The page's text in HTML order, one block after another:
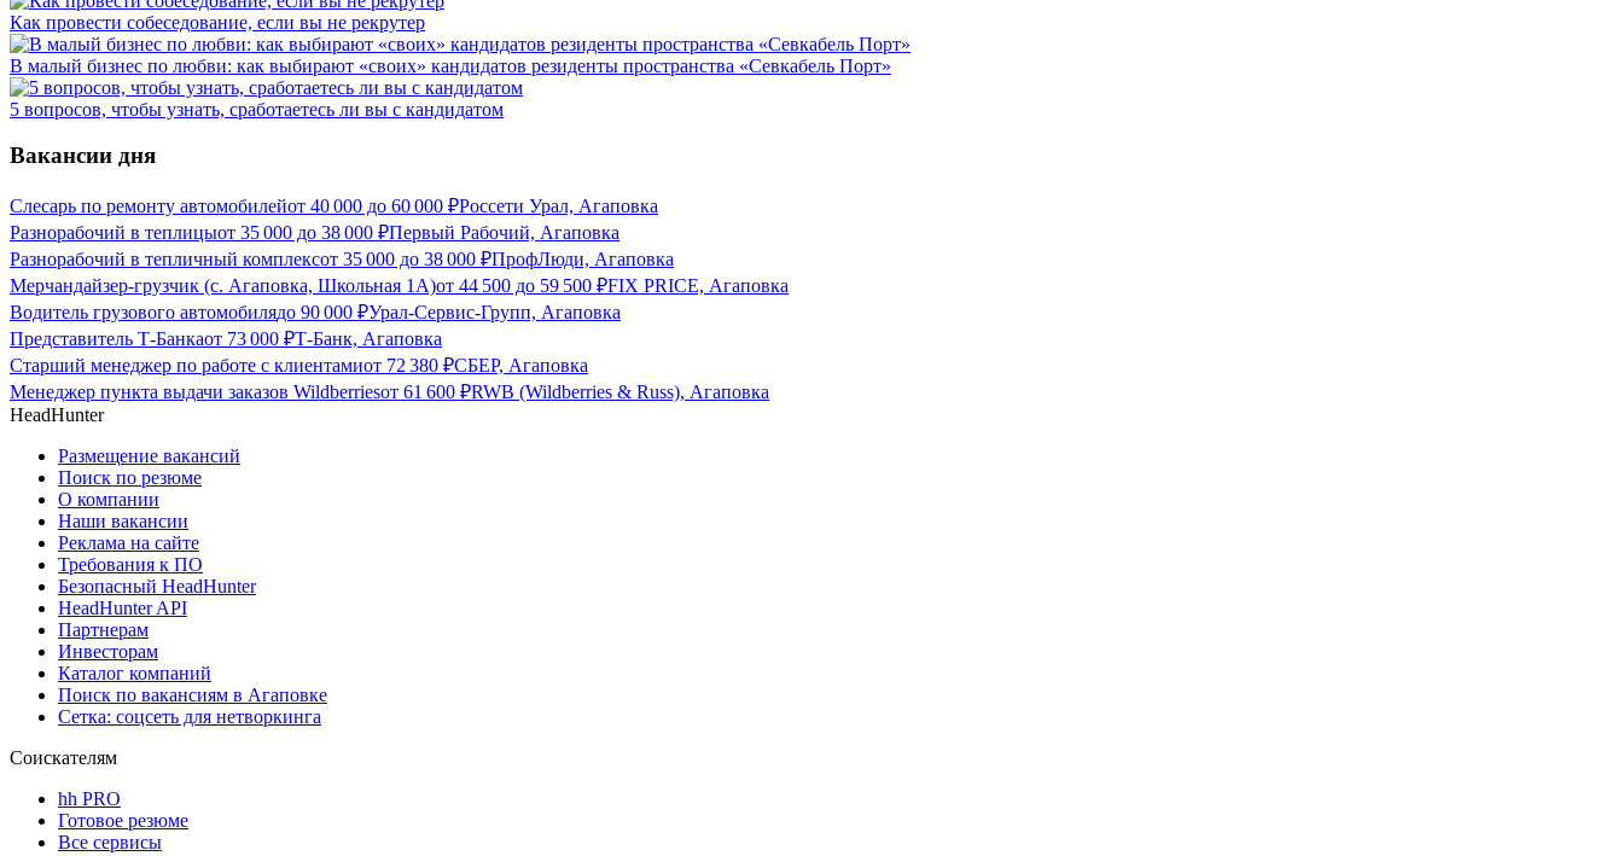
Как провести собеседование, если вы не рекрутер
В малый бизнес по любви: как выбирают «своих» кандидатов резиденты пространства «Севкабель Порт»
5 вопросов, чтобы узнать, сработаетесь ли вы с кандидатом
Вакансии дня
Слесарь по ремонту автомобилейот 40 000 до 60 000 ₽Россети Урал, Агаповка
Разнорабочий в теплицыот 35 000 до 38 000 ₽Первый Рабочий, Агаповка
Разнорабочий в тепличный комплексот 35 000 до 38 000 ₽ПрофЛюди, Агаповка
Мерчандайзер-грузчик (с. Агаповка, Школьная 1А)от 44 500 до 59 500 ₽FIX PRICE, Агаповка
Водитель грузового автомобилядо 90 000 ₽Урал-Сервис-Групп, Агаповка
Представитель Т-Банкаот 73 000 ₽Т-Банк, Агаповка
Старший менеджер по работе с клиентамиот 72 380 ₽СБЕР, Агаповка
Менеджер пункта выдачи заказов Wildberriesот 61 600 ₽RWB (Wildberries & Russ), Агаповка
HeadHunter
Размещение вакансий
Поиск по резюме
О компании
Наши вакансии
Реклама на сайте
Требования к ПО
Безопасный HeadHunter
HeadHunter API
Партнерам
Инвесторам
Каталог компаний
Поиск по вакансиям в Агаповке
Сетка: соцсеть для нетворкинга
Соискателям
hh PRO
Готовое резюме
Все сервисы